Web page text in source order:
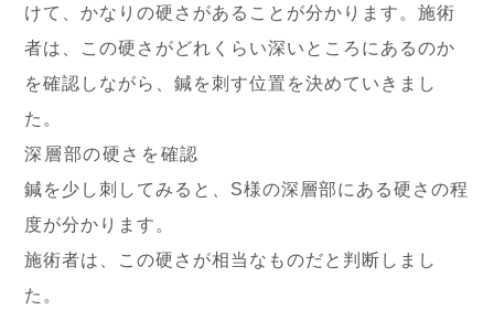
けて、かなりの硬さがあることが分かります。施術
者は、この硬さがどれくらい深いところにあるのか
を確認しながら、鍼を刺す位置を決めていきまし
た。
深層部の硬さを確認
鍼を少し刺してみると、S様の深層部にある硬さの程
度が分かります。
施術者は、この硬さが相当なものだと判断しまし
た。